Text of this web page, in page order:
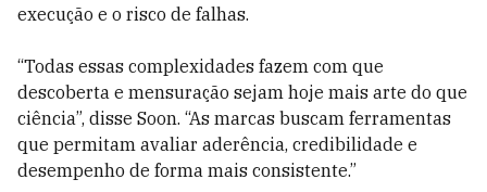
execução e o risco de falhas.
“Todas essas complexidades fazem com que
descoberta e mensuração sejam hoje mais arte do que
ciência”, disse Soon. “As marcas buscam ferramentas
que permitam avaliar aderência, credibilidade e
desempenho de forma mais consistente.”